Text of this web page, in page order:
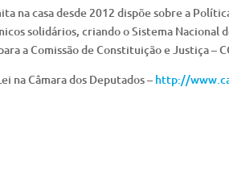
na casa desde 2012 dispõe sobre a
solidários, criando o Sistema Nacional
a Comissão de Constituição e Justiça –
na Câmara dos Deputados – http://